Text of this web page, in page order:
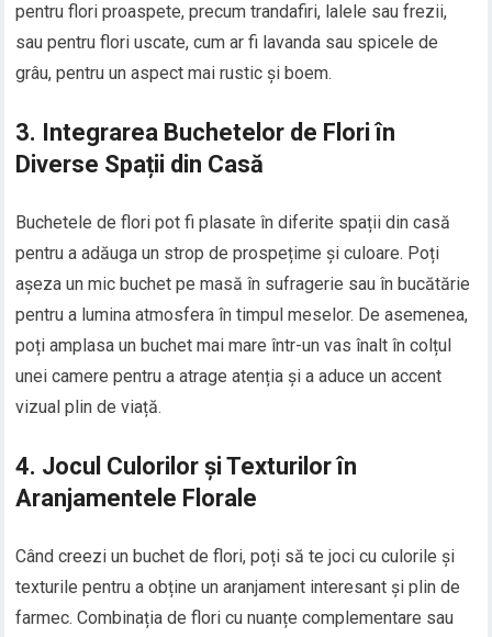
pentru flori proaspete, precum trandafiri, lalele sau frezii,
sau pentru flori uscate, cum ar fi lavanda sau spicele de
grâu, pentru un aspect mai rustic și boem.
3. Integrarea Buchetelor de Flori în
Diverse Spații din Casă
Buchetele de flori pot fi plasate în diferite spații din casă
pentru a adăuga un strop de prospețime și culoare. Poți
așeza un mic buchet pe masă în sufragerie sau în bucătărie
pentru a lumina atmosfera în timpul meselor. De asemenea,
poți amplasa un buchet mai mare într-un vas înalt în colțul
unei camere pentru a atrage atenția și a aduce un accent
vizual plin de viață.
4. Jocul Culorilor și Texturilor în
Aranjamentele Florale
Când creezi un buchet de flori, poți să te joci cu culorile și
texturile pentru a obține un aranjament interesant și plin de
farmec. Combinația de flori cu nuanțe complementare sau